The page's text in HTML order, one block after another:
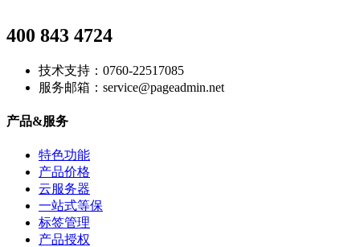
400 843 4724
技术支持：0760-22517085
服务邮箱：service@pageadmin.net
产品&服务
特色功能
产品价格
云服务器
一站式等保
标签管理
产品授权